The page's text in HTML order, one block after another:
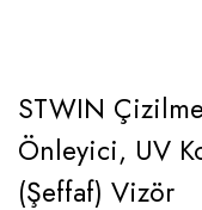
STWIN
Önleyici, UV
(Şeffaf) Vizör